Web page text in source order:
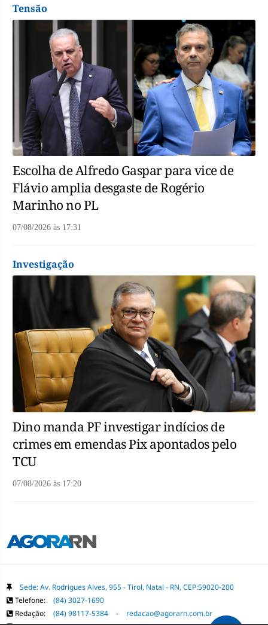
Tensão
Escolha de Alfredo Gaspar para vice de
Flávio amplia desgaste de Rogério
Marinho no PL
07/08/2026 às 17:31
Investigação
Dino manda PF investigar indícios de
crimes em emendas Pix apontados pelo
TCU
07/08/2026 às 17:20
Sede: Av. Rodrigues Alves, 955 - Tirol, Natal - RN, CEP:59020-200
Telefone:
(84) 3027-1690
Redação:
(84) 98117-5384 -
redacao@agorarn.com.br